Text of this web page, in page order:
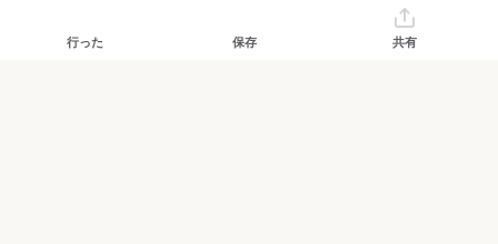
行った 保存 共有